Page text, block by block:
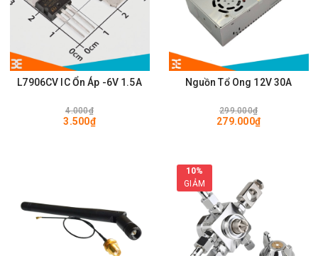
L7906CV IC Ổn Áp -6V 1.5A
4.000₫
3.500₫
Nguồn Tổ Ong 12V 30A
299.000₫
279.000₫
10%
GIẢM